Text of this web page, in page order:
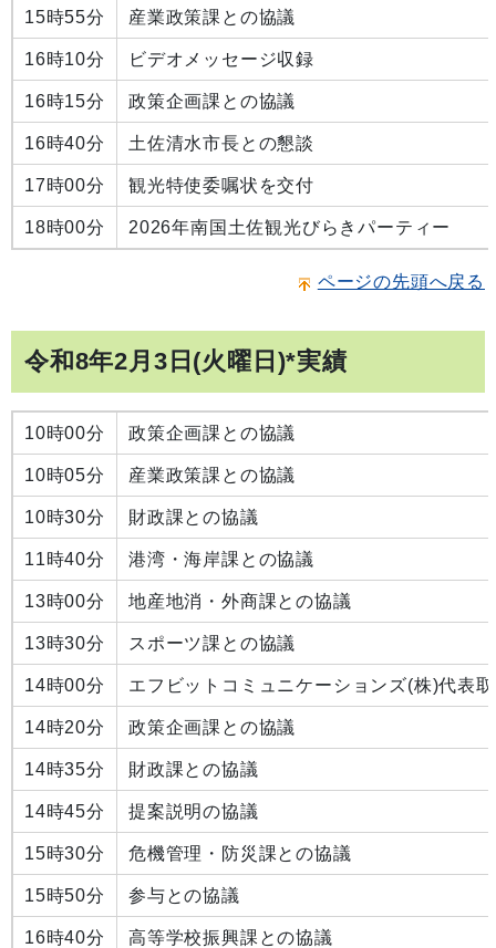
15時55分 産業政策課との協議
16時10分 ビデオメッセージ収録
16時15分 政策企画課との協議
16時40分 土佐清水市長との懇談
17時00分 観光特使委嘱状を交付
18時00分 2026年南国土佐観光びらきパーティー
ページの先頭へ戻る
令和8年2月3日(火曜日)*実績
10時00分 政策企画課との協議
10時05分 産業政策課との協議
10時30分 財政課との協議
11時40分 港湾・海岸課との協議
13時00分 地産地消・外商課との協議
13時30分 スポーツ課との協議
14時00分 エフビットコミュニケーションズ(株)代表
14時20分 政策企画課との協議
14時35分 財政課との協議
14時45分 提案説明の協議
15時30分 危機管理・防災課との協議
15時50分 参与との協議
16時40分 高等学校振興課との協議